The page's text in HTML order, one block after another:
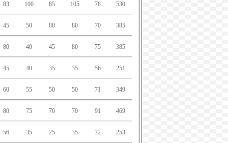
83 100 85 105 78 530
45 50 80 80 70 385
80 40 45 80 75 385
45 40 35 35 56 251
60 55 50 50 71 349
80 75 70 70 91 469
56 35 25 35 72 253